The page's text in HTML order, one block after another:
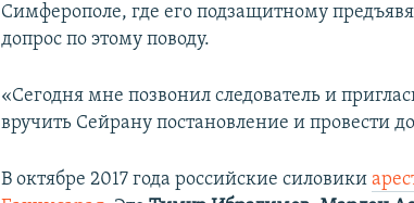
Симферополе, где его подзащитному
допрос по этому поводу.
«Сегодня мне позвонил следователь и
вручить Сейрану постановление и провести
В октябре 2017 года российские силовики